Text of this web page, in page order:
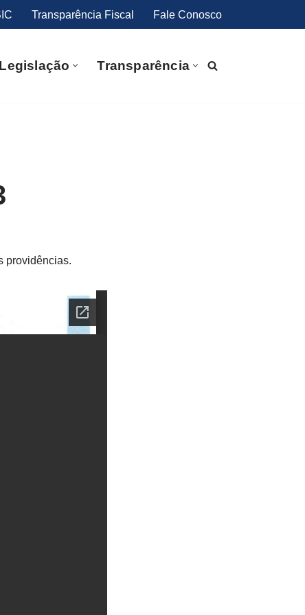
Transparência Fiscal Fale Conosco
Legislação Transparência
providências.